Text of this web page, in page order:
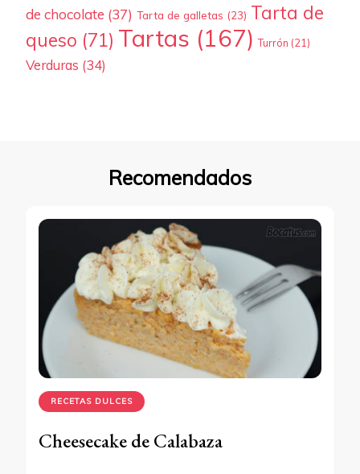
de chocolate (37) Tarta de galletas (23) Tarta de
queso (71) Tartas (167) Turrón (21)
Verduras (34)
Recomendados
RECETAS DULCES
Cheesecake de Calabaza